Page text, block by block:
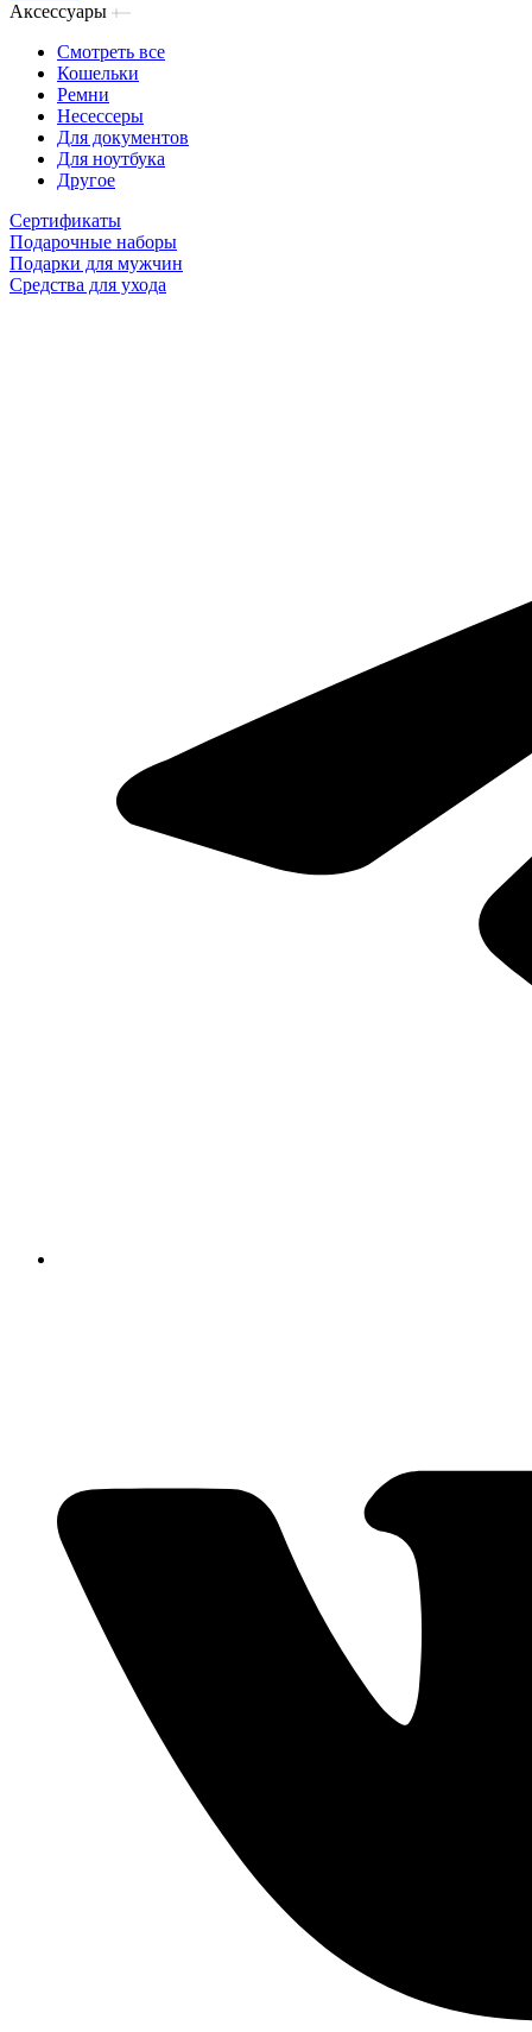
Аксессуары
Смотреть все
Кошельки
Ремни
Несессеры
Для документов
Для ноутбука
Другое
Сертификаты
Подарочные наборы
Подарки для мужчин
Средства для ухода